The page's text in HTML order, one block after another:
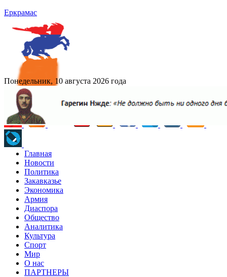
Еркрамас
Понедельник, 10 августа 2026 года
Главная
Новости
Политика
Закавказье
Экономика
Армия
Диаспора
Общество
Аналитика
Культура
Спорт
Мир
О нас
ПАРТНЕРЫ